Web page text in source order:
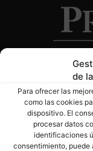
de
Para ofrecer las
como las cookies
dispositivo. El
procesar datos
identificaciones
consentimiento,
Director: José
José